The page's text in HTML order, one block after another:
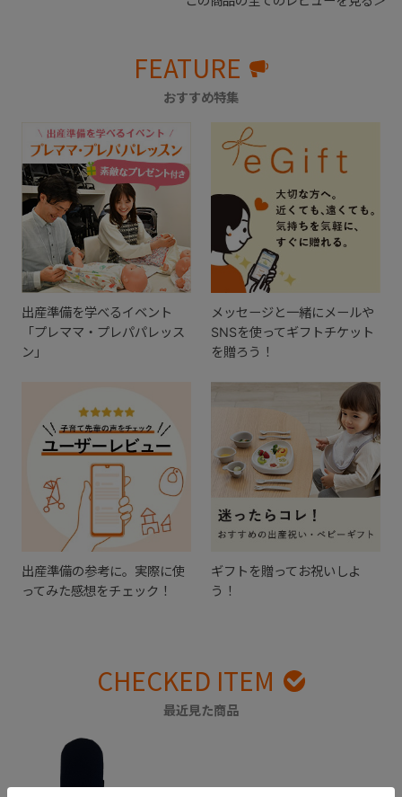
FEATURE
おすすめ特集
出産準備を学べるイベント
「プレママ・プレパパレッス
ン」
メッセージと一緒にメールや
SNSを使ってギフトチケット
を贈ろう！
出産準備の参考に。実際に使
ってみた感想をチェック！
ギフトを贈ってお祝いしよ
う！
CHECKED ITEM
最近見た商品